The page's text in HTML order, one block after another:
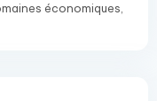
économiques,